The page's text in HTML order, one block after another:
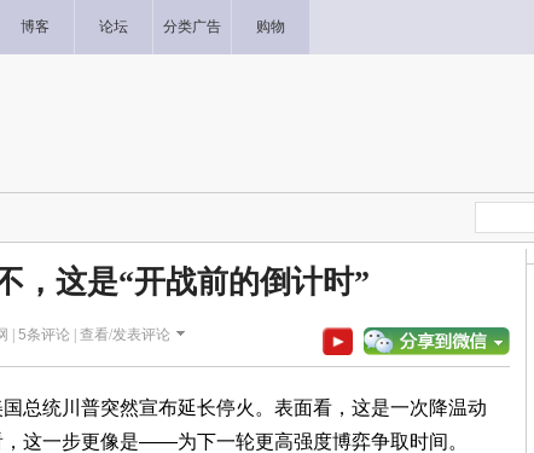
博客 论坛 分类广告 购物
，这是“开战前的倒计时”
| 5条评论 | 查看/发表评论
总统川普突然宣布延长停火。表面看，这是一次降温动
这一步更像是——为下一轮更高强度博弈争取时间。